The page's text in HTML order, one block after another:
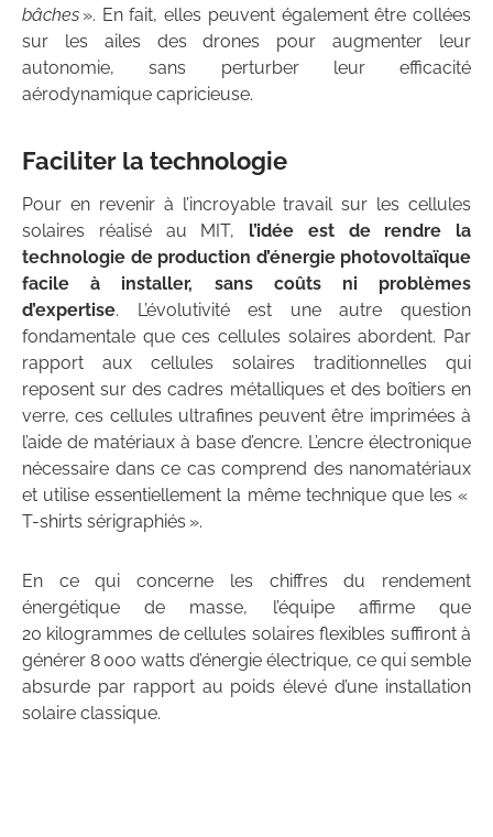
bâches ». En fait, elles peuvent également être collées
sur les ailes des drones pour augmenter leur
autonomie, sans perturber leur efficacité
aérodynamique capricieuse.
Faciliter la technologie
Pour en revenir à l’incroyable travail sur les cellules
solaires réalisé au MIT, l’idée est de rendre la
technologie de production d’énergie photovoltaïque
facile à installer, sans coûts ni problèmes
d’expertise. L’évolutivité est une autre question
fondamentale que ces cellules solaires abordent. Par
rapport aux cellules solaires traditionnelles qui
reposent sur des cadres métalliques et des boîtiers en
verre, ces cellules ultrafines peuvent être imprimées à
l’aide de matériaux à base d’encre. L’encre électronique
nécessaire dans ce cas comprend des nanomatériaux
et utilise essentiellement la même technique que les «
T-shirts sérigraphiés ».
En ce qui concerne les chiffres du rendement
énergétique de masse, l’équipe affirme que
20 kilogrammes de cellules solaires flexibles suffiront à
générer 8 000 watts d’énergie électrique, ce qui semble
absurde par rapport au poids élevé d’une installation
solaire classique.